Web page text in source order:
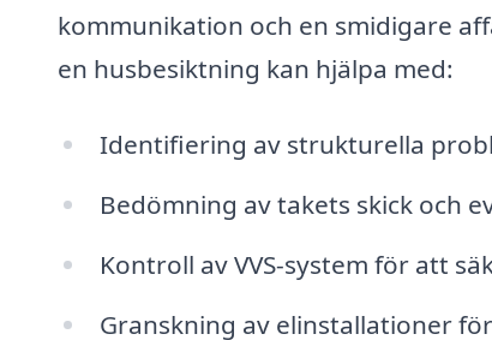
kommunikation och en smidigare
en husbesiktning kan hjälpa med:
Identifiering av strukturella
Bedömning av takets skick och
Kontroll av VVS-system för att
Granskning av elinstallationer